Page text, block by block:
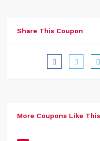
Share This Coupon
More Coupons Like This